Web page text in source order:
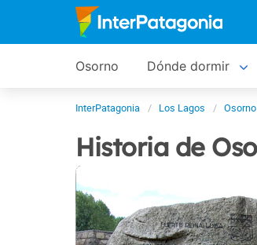
Osorno Dónde dormir
InterPatagonia Los Lagos Osorno
Historia de